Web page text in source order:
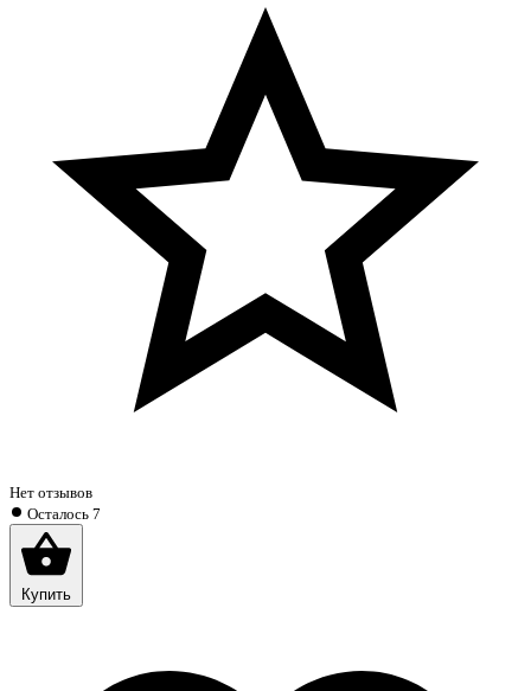
Нет отзывов
Осталось 7
Купить